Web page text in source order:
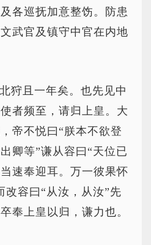
各巡抚加意整饬。防患
武官及镇守中官在内地
狩且一年矣。也先见中
者频至，请归上皇。大
帝不悦曰“朕本不欲登
卿等”谦从容曰“天位已
速奉迎耳。万一彼果怀
改容曰“从汝，从汝”先
奉上皇以归，谦力也。